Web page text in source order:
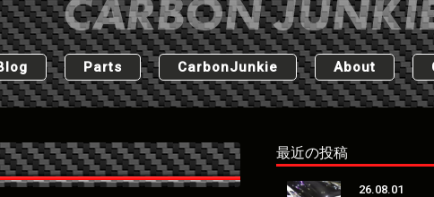
Parts CarbonJunkie About
最近の投稿
26.08.01